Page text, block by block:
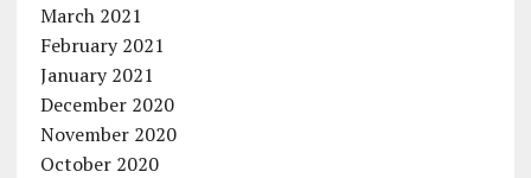
March 2021
February 2021
January 2021
December 2020
November 2020
October 2020